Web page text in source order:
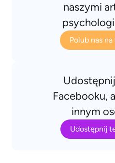
naszymi
Polub nas
Facebooku,
innym
Udostępnij